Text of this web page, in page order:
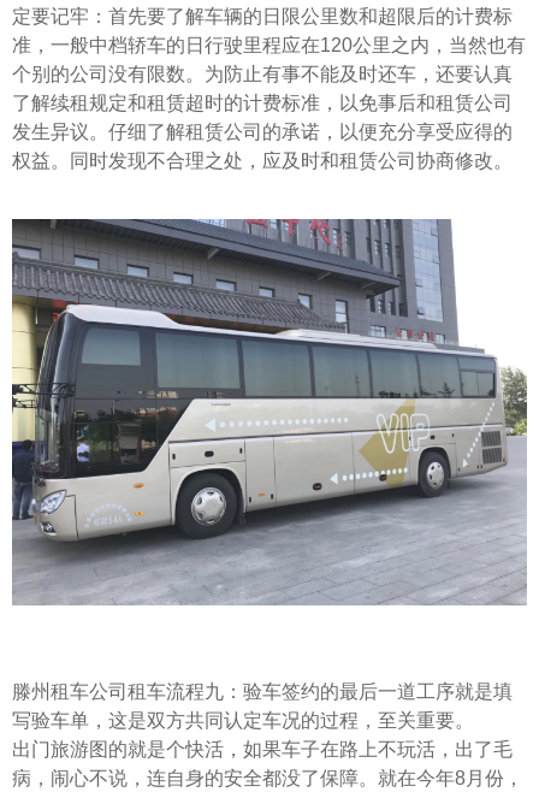
定要记牢：首先要了解车辆的日限公里数和超限后的计费标
准，一般中档轿车的日行驶里程应在120公里之内，当然也有
个别的公司没有限数。为防止有事不能及时还车，还要认真
了解续租规定和租赁超时的计费标准，以免事后和租赁公司
发生异议。仔细了解租赁公司的承诺，以便充分享受应得的
权益。同时发现不合理之处，应及时和租赁公司协商修改。
滕州租车公司租车流程九：验车签约的最后一道工序就是填
写验车单，这是双方共同认定车况的过程，至关重要。
出门旅游图的就是个快活，如果车子在路上不玩活，出了毛
病，闹心不说，连自身的安全都没了保障。就在今年8月份，